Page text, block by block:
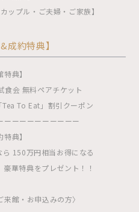
ップル・ご夫婦・ご家族】
成約特典】
特典】
食会 無料ペアチケット
Tea To Eat」割引クーポン
ーーーーーーーーーー
特典】
ら 150万円相当お得になる
豪華特典をプレゼント！！
館・お申込みの方〉